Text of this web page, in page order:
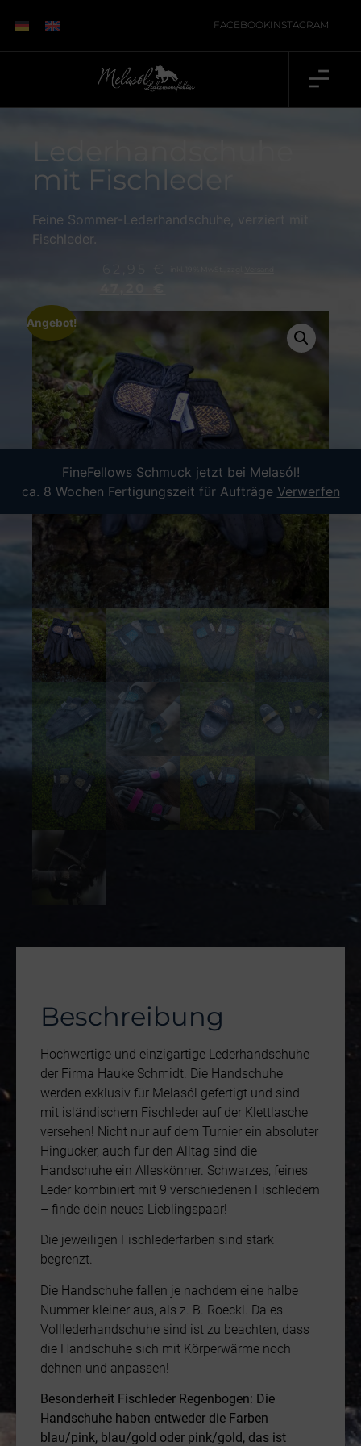
FineFellows Schmuck jetzt bei Melasól!
ca. 8 Wochen Fertigungszeit für Aufträge Verwerfen
FACEBOOKINSTAGRAM
Lederhandschuhe
mit Fischleder
Feine Sommer-Lederhandschuhe, verziert mit
Fischleder.
Angebot!
Beschreibung
Hochwertige und einzigartige Lederhandschuhe
der Firma Hauke Schmidt. Die Handschuhe
werden exklusiv für Melasól gefertigt und sind
mit isländischem Fischleder auf der Klettlasche
versehen! Nicht nur auf dem Turnier ein absoluter
Hingucker, auch für den Alltag sind die
Handschuhe ein Alleskönner. Schwarzes, feines
Leder kombiniert mit 9 verschiedenen Fischledern
– finde dein neues Lieblingspaar!
Die jeweiligen Fischlederfarben sind stark
begrenzt.
Die Handschuhe fallen je nachdem eine halbe
Nummer kleiner aus, als z. B. Roeckl. Da es
Volllederhandschuhe sind ist zu beachten, dass
die Handschuhe sich mit Körperwärme noch
dehnen und anpassen!
Besonderheit Fischleder Regenbogen: Die
Handschuhe haben entweder die Farben
blau/pink, blau/gold oder pink/gold, das ist